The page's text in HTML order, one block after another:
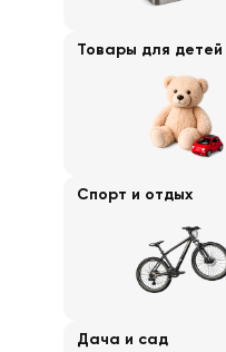
Товары для детей
Спорт и отдых
Дача и сад